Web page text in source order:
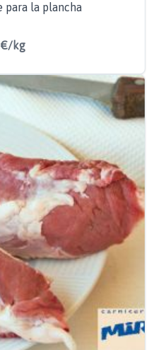
la plancha
€/kg